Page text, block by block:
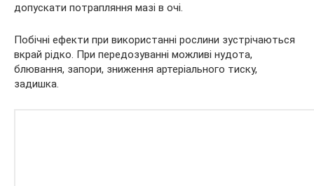
допускати потрапляння мазі в очі.
Побічні ефекти при використанні рослини зустрічаються
вкрай рідко. При передозуванні можливі нудота,
блювання, запори, зниження артеріального тиску,
задишка.